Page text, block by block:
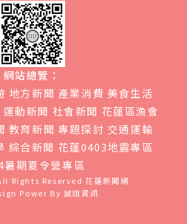
網站總覽：
地方新聞 產業消費 美食生活
運動新聞 社會新聞 花蓮區漁會
教育新聞 專題探討 交通運輸
綜合新聞 花蓮0403地震專區
暑期夏令營專區
Rights Reserved花蓮新聞網
Power By 誠翊資訊